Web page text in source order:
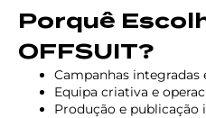
Porquê
OFFSUIT?
Campanhas integradas
Equipa criativa e
Produção e publicação